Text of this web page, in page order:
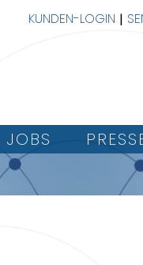
KUNDEN-LOGIN
JOBS